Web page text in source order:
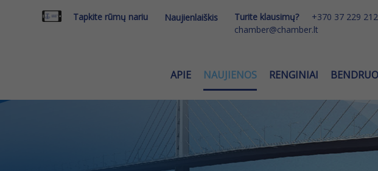
Tapkite rūmų nariu Naujienlaiškis Turite klausimų?
+370 37 229 212
chamber@chamber.lt
APIE NAUJIENOS RENGINIAI